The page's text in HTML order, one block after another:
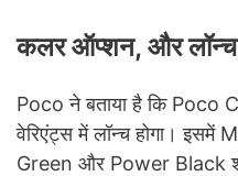
कलर ऑप्शन, और
Poco ने बताया है कि Poco
वेरिएंट्स में लॉन्च होगा।
Green और Power Black